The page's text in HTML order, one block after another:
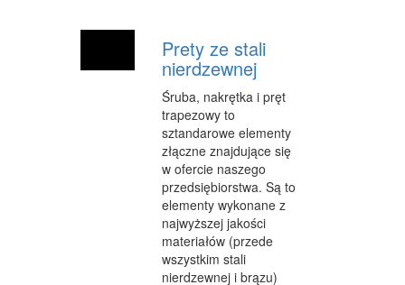
Prety ze stali
nierdzewnej
Śruba, nakrętka i pręt
trapezowy to
sztandarowe elementy
złączne znajdujące się
w ofercie naszego
przedsiębiorstwa. Są to
elementy wykonane z
najwyższej jakości
materiałów (przede
wszystkim stali
nierdzewnej i brązu)